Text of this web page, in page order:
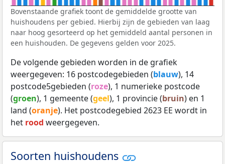
Bovenstaande grafiek toont de gemiddelde grootte van
huishoudens per gebied. Hierbij zijn de gebieden van laag
naar hoog gesorteerd op het gemiddeld aantal personen in
een huishouden. De gegevens gelden voor 2025.
De volgende gebieden worden in de grafiek
weergegeven: 16 postcodegebieden (blauw), 14
postcode5gebieden (roze), 1 numerieke postcode
(groen), 1 gemeente (geel), 1 provincie (bruin) en 1
land (oranje). Het postcodegebied 2623 EE wordt in
het rood weergegeven.
Soorten huishoudens